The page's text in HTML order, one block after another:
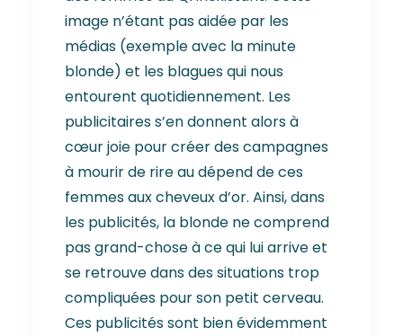
image n’étant pas aidée par les
médias (exemple avec la minute
blonde) et les blagues qui nous
entourent quotidiennement. Les
publicitaires s’en donnent alors à
cœur joie pour créer des campagnes
à mourir de rire au dépend de ces
femmes aux cheveux d’or. Ainsi, dans
les publicités, la blonde ne comprend
pas grand-chose à ce qui lui arrive et
se retrouve dans des situations trop
compliquées pour son petit cerveau.
Ces publicités sont bien évidemment